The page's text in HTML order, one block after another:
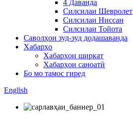
4 Даванда
Силсилаи Шевролет
Силсилаи Ниссан
Силсилаи Тойота
Саволҳои зуд-зуд додашаванда
Хабарҳо
Хабарҳои ширкат
Хабарҳои саноатӣ
Бо мо тамос гиред
English